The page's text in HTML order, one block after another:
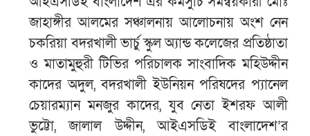
জাহাঙ্গীর আলমের সঞ্চালনায় আলোচনায় অংশ নেন
চকরিয়া বদরখালী ভার্চু স্কুল অ্যান্ড কলেজের প্রতিষ্ঠাতা
ও মাতামুহুরী টিভির পরিচালক সাংবাদিক মহিউদ্দীন
কাদের অদুল, বদরখালী ইউনিয়ন পরিষদের প্যানেল
চেয়ারম্যান মনজুর কাদের, যুব নেতা ইশরফ আলী
ভুট্টো, জালাল উদ্দীন, আইএসডিই বাংলাদেশ’র